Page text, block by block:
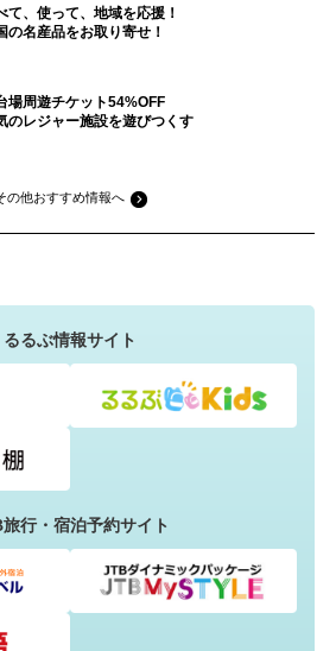
て、使って、地域を応援！
の名産品をお取り寄せ！
場周遊チケット54%OFF
のレジャー施設を遊びつくす
の他おすすめ情報へ
るるぶ情報サイト
行・宿泊予約サイト